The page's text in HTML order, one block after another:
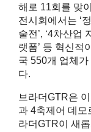
해로 11회를 맞
전시회에서는 ‘
술전’, ‘4차산업
랫폼’ 등 혁신적
국 550개 업체가
다.
브라더GTR은
과 4축제어 데모
라더GTR이 새